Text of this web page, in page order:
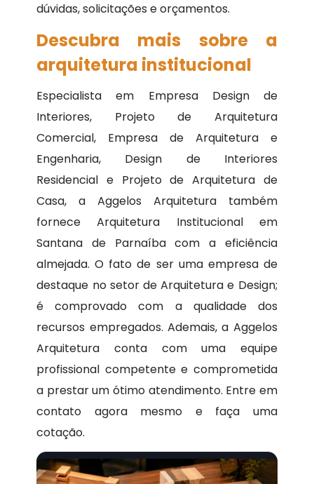
dúvidas, solicitações e orçamentos.
Descubra mais sobre a
arquitetura institucional
Especialista em Empresa Design de
Interiores, Projeto de Arquitetura
Comercial, Empresa de Arquitetura e
Engenharia, Design de Interiores
Residencial e Projeto de Arquitetura de
Casa, a Aggelos Arquitetura também
fornece Arquitetura Institucional em
Santana de Parnaíba com a eficiência
almejada. O fato de ser uma empresa de
destaque no setor de Arquitetura e Design;
é comprovado com a qualidade dos
recursos empregados. Ademais, a Aggelos
Arquitetura conta com uma equipe
profissional competente e comprometida
a prestar um ótimo atendimento. Entre em
contato agora mesmo e faça uma
cotação.